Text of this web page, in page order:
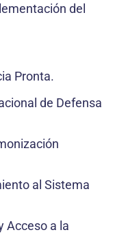
del
Pronta.
de Defensa
al Sistema
Acceso a la